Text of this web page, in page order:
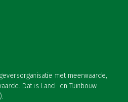
met meerwaarde,
Dat is Land- en Tuinbouw